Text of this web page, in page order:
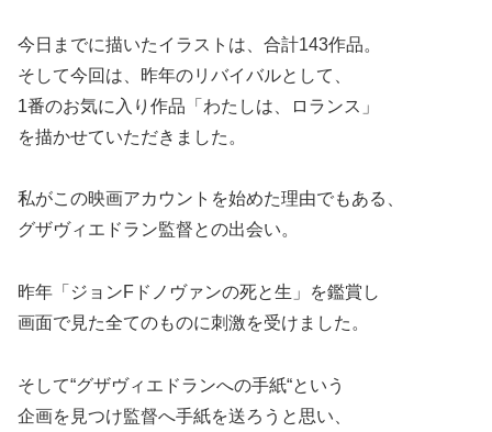
今日までに描いたイラストは、合計143作品。
そして今回は、昨年のリバイバルとして、
1番のお気に入り作品「わたしは、ロランス」
を描かせていただきました。
私がこの映画アカウントを始めた理由でもある、
グザヴィエドラン監督との出会い。
昨年「ジョンFドノヴァンの死と生」を鑑賞し
画面で見た全てのものに刺激を受けました。
そして“グザヴィエドランへの手紙“という
企画を見つけ監督へ手紙を送ろうと思い、